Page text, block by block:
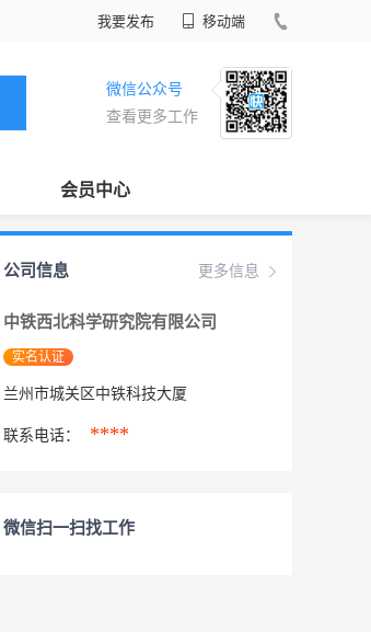
我要发布 移动端
微信公众号
查看更多工作
会员中心
更多信息
公司信息
中铁西北科学研究院有限公司
实名认证
兰州市城关区中铁科技大厦
联系电话： ****
微信扫一扫找工作